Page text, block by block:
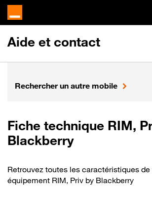
Aide et contact
Rechercher un autre mobile
Fiche technique RIM,
Blackberry
Retrouvez toutes les caractéristiques de
équipement RIM, Priv by Blackberry